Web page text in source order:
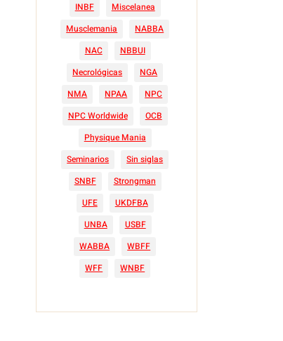
INBF
Miscelanea
Musclemania
NABBA
NAC
NBBUI
Necrológicas
NGA
NMA
NPAA
NPC
NPC Worldwide
OCB
Physique Mania
Seminarios
Sin siglas
SNBF
Strongman
UFE
UKDFBA
UNBA
USBF
WABBA
WBFF
WFF
WNBF